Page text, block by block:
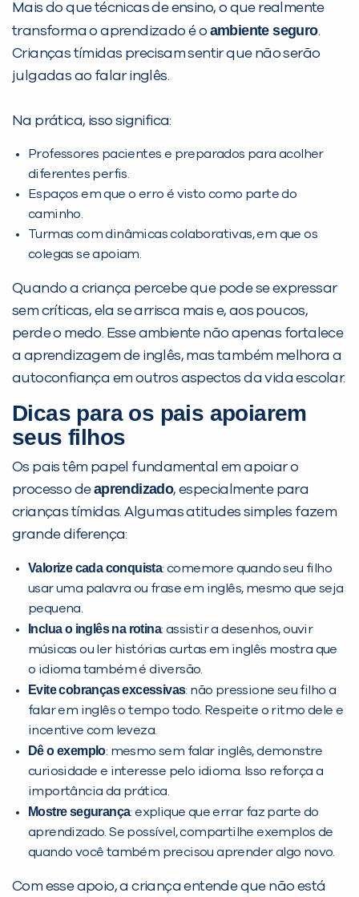
Mais do que técnicas de ensino, o que realmente
transforma o aprendizado é o ambiente seguro.
Crianças tímidas precisam sentir que não serão
julgadas ao falar inglês.
Na prática, isso significa:
Professores pacientes e preparados para acolher
diferentes perfis.
Espaços em que o erro é visto como parte do
caminho.
Turmas com dinâmicas colaborativas, em que os
colegas se apoiam.
Quando a criança percebe que pode se expressar
sem críticas, ela se arrisca mais e, aos poucos,
perde o medo. Esse ambiente não apenas fortalece
a aprendizagem de inglês, mas também melhora a
autoconfiança em outros aspectos da vida escolar.
Dicas para os pais apoiarem
seus filhos
Os pais têm papel fundamental em apoiar o
processo deaprendizado, especialmente para
crianças tímidas. Algumas atitudes simples fazem
grande diferença:
Valorize cada conquista: comemore quando seu filho
usar uma palavra ou frase em inglês, mesmo que seja
pequena.
Inclua o inglês na rotina: assistir a desenhos, ouvir
músicas ou ler histórias curtas em inglês mostra que
o idioma também é diversão.
Evite cobranças excessivas: não pressione seu filho a
falar em inglês o tempo todo. Respeite o ritmo dele e
incentive com leveza.
Dê o exemplo: mesmo sem falar inglês, demonstre
curiosidade e interesse pelo idioma. Isso reforça a
importância da prática.
Mostre segurança: explique que errar faz parte do
aprendizado. Se possível, compartilhe exemplos de
quando você também precisou aprender algo novo.
Com esse apoio, a criança entende que não está